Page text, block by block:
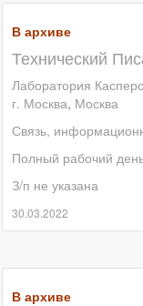
В архиве
Технический
Лаборатория
г. Москва, Москва
Связь,
Полный рабочий
З/п не указана
30.03.2022
В архиве